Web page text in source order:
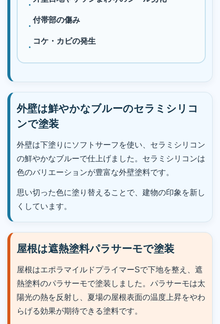
付帯部の傷み
コケ・カビの発生
外壁は鮮やかなブルーのセラミシリコ
ンで塗装
外壁は下塗りにソフトサーフを使い、セラミシリコン
の鮮やかなブルーで仕上げました。セラミシリコンは
色のバリエーションが豊富な外壁塗料です。
思い切った色に塗り替えることで、建物の印象を新し
くしています。
屋根は遮熱塗料パラサーモで塗装
屋根はエポラマイルドプライマーSで下地を整え、遮
熱塗料のパラサーモで塗装しました。パラサーモは太
陽光の熱を反射し、夏場の屋根表面の温度上昇をやわ
らげる効果が期待できる塗料です。